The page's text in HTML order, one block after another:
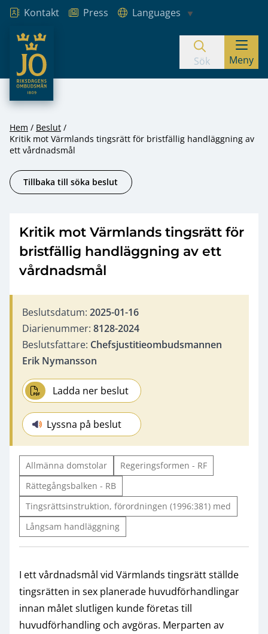
Hoppa till innehåll
Kontakt Press
Languages
JO – Riksdagens Ombudsmän
Sök Meny
Hem
Beslut
Kritik mot Värmlands tingsrätt för bristfällig handläggning av
ett vårdnadsmål
Tillbaka till söka beslut
Kritik mot Värmlands tingsrätt för
bristfällig handläggning av ett
vårdnadsmål
Beslutsdatum: 2025-01-16
Diarienummer: 8128-2024
Beslutsfattare: Chefsjustitieombudsmannen
Erik Nymansson
Ladda ner beslut
Lyssna på beslut
Allmänna domstolar
Regeringsformen - RF
Rättegångsbalken - RB
Tingsrättsinstruktion, förordningen (1996:381) med
Långsam handläggning
I ett vårdnadsmål vid Värmlands tingsrätt ställde
tingsrätten in sex planerade huvudförhandlingar
innan målet slutligen kunde företas till
huvudförhandling och avgöras. Merparten av